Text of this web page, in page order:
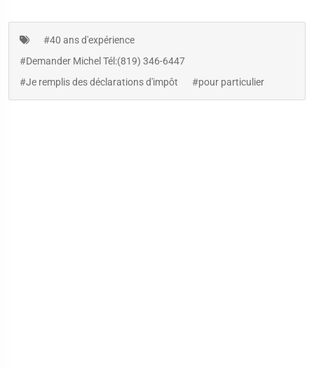
#40 ans d'expérience
#Demander Michel Tél:(819) 346-6447
#Je remplis des déclarations d'impôt
#pour particulier